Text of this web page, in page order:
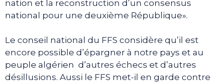
nation et la reconstruction d’un consensus
national pour une deuxième République».
Le conseil national du FFS considère qu’il est
encore possible d’épargner à notre pays et au
peuple algérien d’autres échecs et d’autres
désillusions. Aussi le FFS met-il en garde contre